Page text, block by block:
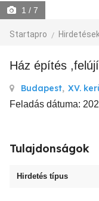
1 / 7
Startapro Hirdetések
Ház építés
Budapest, XV.
Feladás dátuma:
Tulajdonságok
Hirdetés típus